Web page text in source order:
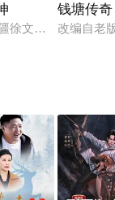
厅刑侦处处长田丰
徐文长，中原庞振
钱塘传奇
改编自老